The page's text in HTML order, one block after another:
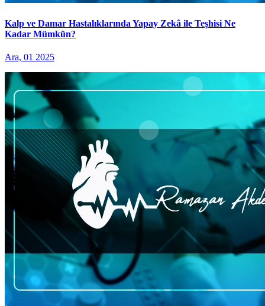
Kalp ve Damar Hastalıklarında Yapay Zekâ ile Teşhisi Ne
Kadar Mümkün?
Ara, 01 2025